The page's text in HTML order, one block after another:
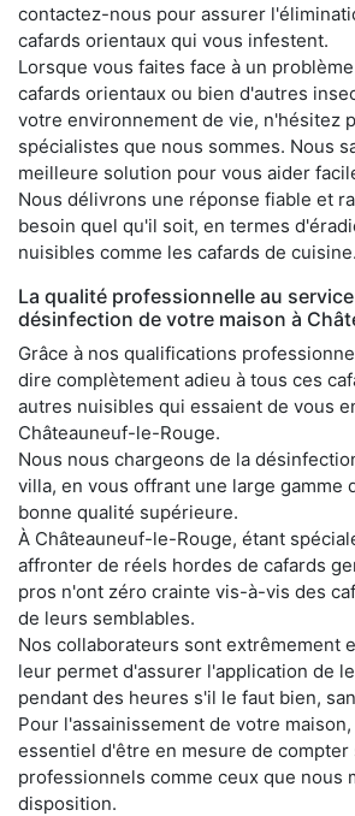
contactez-nous pour assurer
cafards orientaux qui vous infestent.
Lorsque vous faites face à un
cafards orientaux ou bien d'autres
votre environnement de vie, n'hésitez
spécialistes que nous sommes. Nous
meilleure solution pour vous aider
Nous délivrons une réponse fiable et
besoin quel qu'il soit, en termes
nuisibles comme les cafards de cuisine.
La qualité professionnelle au
désinfection de votre maison à
Grâce à nos qualifications
dire complètement adieu à tous ces
autres nuisibles qui essaient de vous
Châteauneuf-le-Rouge.
Nous nous chargeons de la
villa, en vous offrant une large gamme
bonne qualité supérieure.
À Châteauneuf-le-Rouge, étant
affronter de réels hordes de cafards
pros n'ont zéro crainte vis-à-vis des
de leurs semblables.
Nos collaborateurs sont extrêmement
leur permet d'assurer l'application de
pendant des heures s'il le faut bien,
Pour l'assainissement de votre
essentiel d'être en mesure de compter
professionnels comme ceux que nous
disposition.